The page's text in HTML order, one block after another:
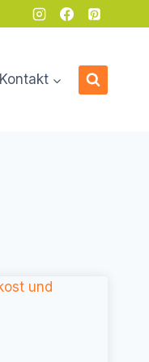
Kontakt